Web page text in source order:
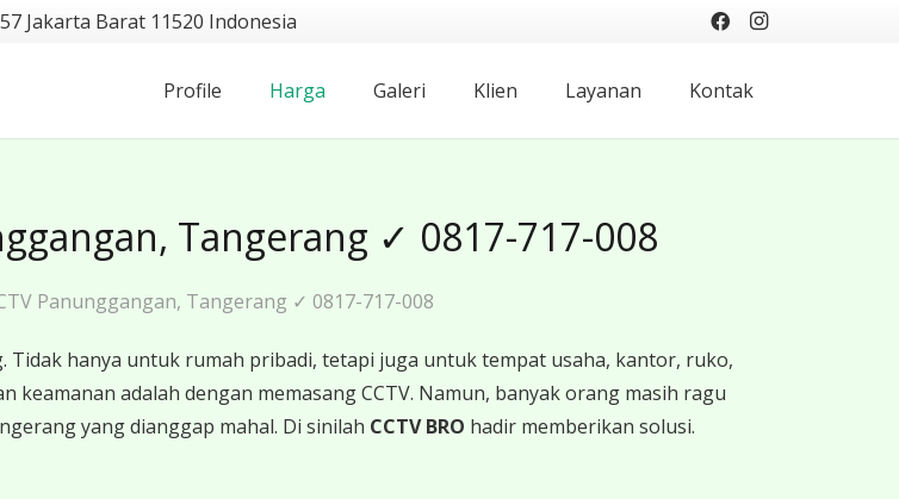
Jakarta Barat 11520 Indonesia
Profile Harga Galeri Klien Layanan Kontak
Tangerang ✓ 0817-717-008
Panunggangan, Tangerang ✓ 0817-717-008
Tidak hanya untuk rumah pribadi, tetapi juga untuk tempat usaha, kantor, ruko,
adalah dengan memasang CCTV. Namun, banyak orang masih ragu
yang dianggap mahal. Di sinilah CCTV BRO hadir memberikan solusi.